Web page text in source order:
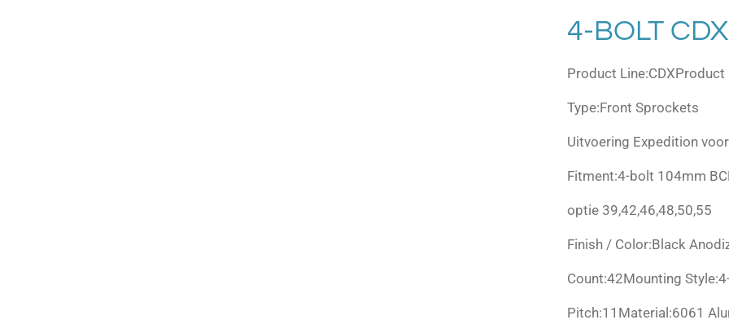
4-BOLT
Product Line:CDXProduct
Type:Front Sprockets
Uitvoering Expedition
Fitment:4-bolt 104mm
optie 39,42,46,48,50,55
Finish / Color:Black
Count:42Mounting
Pitch:11Material:6061